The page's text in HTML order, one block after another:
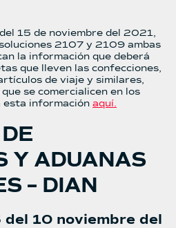
15 de noviembre del 2021,
2107 y 2109 ambas
la información que deberá
que lleven las confecciones,
de viaje y similares,
se comercialicen en los
esta información aquí.
Y ADUANAS
– DIAN
10 noviembre del